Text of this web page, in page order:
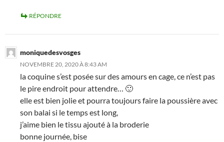
RÉPONDRE
moniquedesvosges
NOVEMBRE 20, 2020 À 8:43 AM
la coquine s’est posée sur des amours en cage, ce n’est pas
le pire endroit pour attendre… 🙂
elle est bien jolie et pourra toujours faire la poussière avec
son balai si le temps est long,
j’aime bien le tissu ajouté à la broderie
bonne journée, bise